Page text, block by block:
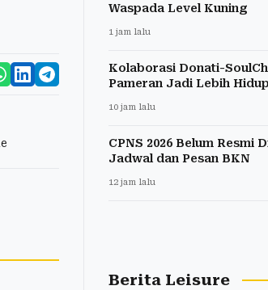
Waspada Level Kuning
1 jam lalu
Kolaborasi Donati-
Pameran Jadi Lebih Hidup
10 jam lalu
CPNS 2026 Belum Resmi
Jadwal dan Pesan BKN
12 jam lalu
Berita Leisure